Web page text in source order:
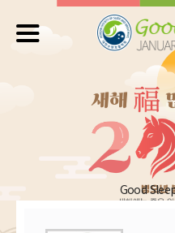
Good